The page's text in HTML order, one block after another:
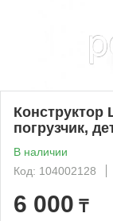
Конструктор
погрузчик,
В наличии
Код: 104002128
6 000 ₸